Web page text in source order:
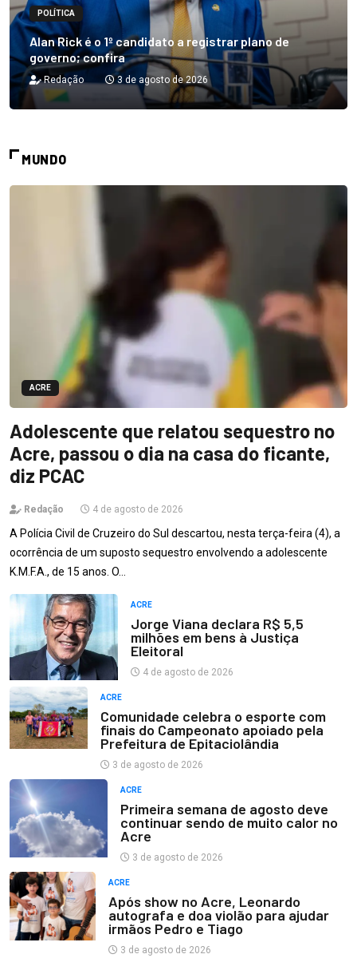
POLÍTICA
Alan Rick é o 1º candidato a registrar plano de
governo; confira
Redação 3 de agosto de 2026
MUNDO
ACRE
Adolescente que relatou sequestro no
Acre, passou o dia na casa do ficante,
diz PCAC
Redação 4 de agosto de 2026
A Polícia Civil de Cruzeiro do Sul descartou, nesta terça-feira (4), a
ocorrência de um suposto sequestro envolvendo a adolescente
K.M.F.A., de 15 anos. O…
ACRE
Jorge Viana declara R$ 5,5
milhões em bens à Justiça
Eleitoral
4 de agosto de 2026
ACRE
Comunidade celebra o esporte com
finais do Campeonato apoiado pela
Prefeitura de Epitaciolândia
3 de agosto de 2026
ACRE
Primeira semana de agosto deve
continuar sendo de muito calor no
Acre
3 de agosto de 2026
ACRE
Após show no Acre, Leonardo
autografa e doa violão para ajudar
irmãos Pedro e Tiago
3 de agosto de 2026